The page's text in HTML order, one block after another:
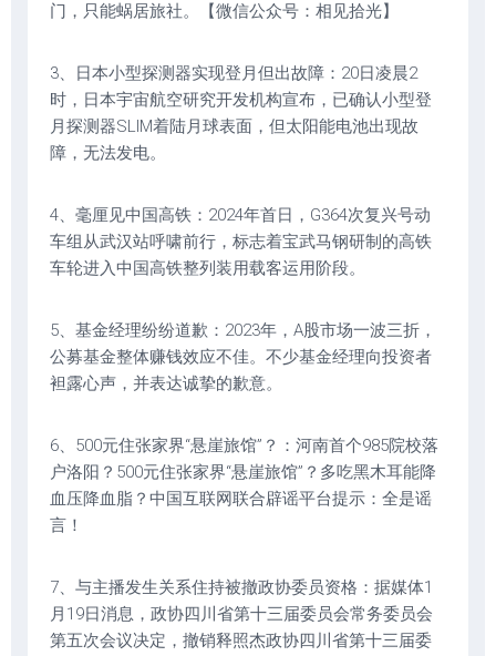
门，只能蜗居旅社。【微信公众号：相见拾光】
3、日本小型探测器实现登月但出故障：20日凌晨2
时，日本宇宙航空研究开发机构宣布，已确认小型登
月探测器SLIM着陆月球表面，但太阳能电池出现故
障，无法发电。
4、毫厘见中国高铁：2024年首日，G364次复兴号动
车组从武汉站呼啸前行，标志着宝武马钢研制的高铁
车轮进入中国高铁整列装用载客运用阶段。
5、基金经理纷纷道歉：2023年，A股市场一波三折，
公募基金整体赚钱效应不佳。不少基金经理向投资者
袒露心声，并表达诚挚的歉意。
6、500元住张家界“悬崖旅馆”？：河南首个985院校落
户洛阳？500元住张家界“悬崖旅馆”？多吃黑木耳能降
血压降血脂？中国互联网联合辟谣平台提示：全是谣
言！
7、与主播发生关系住持被撤政协委员资格：据媒体1
月19日消息，政协四川省第十三届委员会常务委员会
第五次会议决定，撤销释照杰政协四川省第十三届委